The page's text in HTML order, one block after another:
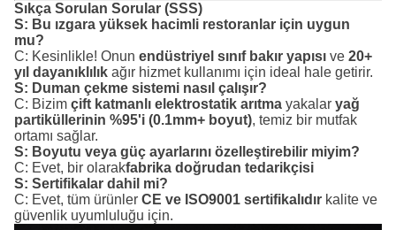
Sıkça Sorulan Sorular (SSS)
S: Bu ızgara yüksek hacimli restoranlar için uygun
mu?
C: Kesinlikle! Onun endüstriyel sınıf bakır yapısı ve 20+
yıl dayanıklılık ağır hizmet kullanımı için ideal hale getirir.
S: Duman çekme sistemi nasıl çalışır?
C: Bizim çift katmanlı elektrostatik arıtma yakalar yağ
partiküllerinin %95'i (0.1mm+ boyut), temiz bir mutfak
ortamı sağlar.
S: Boyutu veya güç ayarlarını özelleştirebilir miyim?
C: Evet, bir olarakfabrika doğrudan tedarikçisi
S: Sertifikalar dahil mi?
C: Evet, tüm ürünler CE ve ISO9001 sertifikalıdır kalite ve
güvenlik uyumluluğu için.